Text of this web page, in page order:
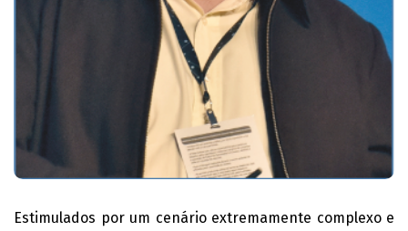
Estimulados por um cenário extremamente complexo e